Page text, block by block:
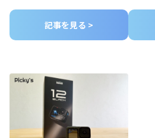
記事を見る >